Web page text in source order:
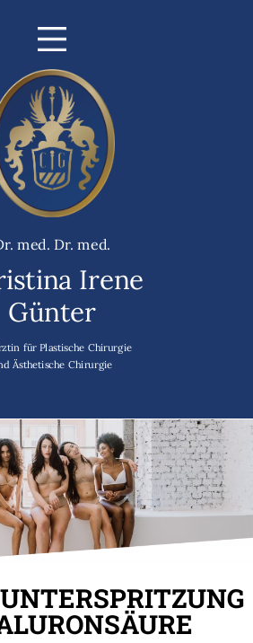
med. Dr. med.
Irene
Günter
für Plastische Chirurgie
Ästhetische Chirurgie